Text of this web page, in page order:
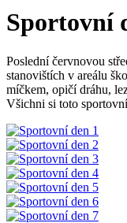
Sportovní
Poslední červnovou
stanovištích v areálu
míčkem, opičí dráhu,
Všichni si toto